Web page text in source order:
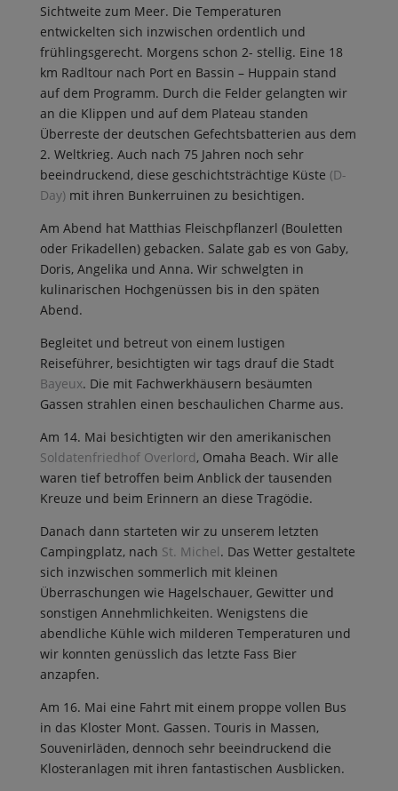
Sichtweite zum Meer. Die Temperaturen
entwickelten sich inzwischen ordentlich und
frühlingsgerecht. Morgens schon 2- stellig. Eine 18
km Radltour nach Port en Bassin – Huppain stand
auf dem Programm. Durch die Felder gelangten wir
an die Klippen und auf dem Plateau standen
Überreste der deutschen Gefechtsbatterien aus dem
2. Weltkrieg. Auch nach 75 Jahren noch sehr
beeindruckend, diese geschichtsträchtige Küste (D-
Day)mit ihren Bunkerruinen zu besichtigen.
Am Abend hat Matthias Fleischpflanzerl (Bouletten
oder Frikadellen) gebacken. Salate gab es von Gaby,
Doris, Angelika und Anna. Wir schwelgten in
kulinarischen Hochgenüssen bis in den späten
Abend.
Begleitet und betreut von einem lustigen
Reiseführer, besichtigten wir tags drauf die Stadt
Bayeux. Die mit Fachwerkhäusern besäumten
Gassen strahlen einen beschaulichen Charme aus.
Am 14. Mai besichtigten wir den amerikanischen
Soldatenfriedhof Overlord, Omaha Beach. Wir alle
waren tief betroffen beim Anblick der tausenden
Kreuze und beim Erinnern an diese Tragödie.
Danach dann starteten wir zu unserem letzten
Campingplatz, nach St. Michel. Das Wetter gestaltete
sich inzwischen sommerlich mit kleinen
Überraschungen wie Hagelschauer, Gewitter und
sonstigen Annehmlichkeiten. Wenigstens die
abendliche Kühle wich milderen Temperaturen und
wir konnten genüsslich das letzte Fass Bier
anzapfen.
Am 16. Mai eine Fahrt mit einem proppe vollen Bus
in das Kloster Mont. Gassen. Touris in Massen,
Souvenirläden, dennoch sehr beeindruckend die
Klosteranlagen mit ihren fantastischen Ausblicken.